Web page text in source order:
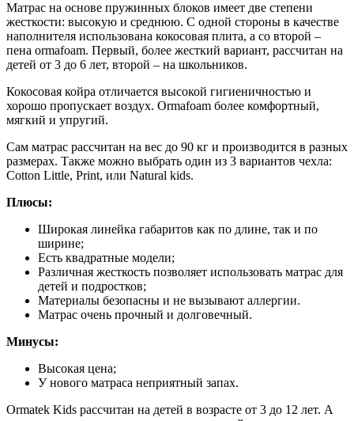
Матрас на основе пружинных блоков имеет две степени
жесткости: высокую и среднюю. С одной стороны в качестве
наполнителя использована кокосовая плита, а со второй –
пена ormafoam. Первый, более жесткий вариант, рассчитан на
детей от 3 до 6 лет, второй – на школьников.
Кокосовая койра отличается высокой гигиеничностью и
хорошо пропускает воздух. Ormafoam более комфортный,
мягкий и упругий.
Сам матрас рассчитан на вес до 90 кг и производится в разных
размерах. Также можно выбрать один из 3 вариантов чехла:
Cotton Little, Print, или Natural kids.
Плюсы:
Широкая линейка габаритов как по длине, так и по
ширине;
Есть квадратные модели;
Различная жесткость позволяет использовать матрас для
детей и подростков;
Материалы безопасны и не вызывают аллергии.
Матрас очень прочный и долговечный.
Минусы:
Высокая цена;
У нового матраса неприятный запах.
Ormatek Kids рассчитан на детей в возрасте от 3 до 12 лет. А